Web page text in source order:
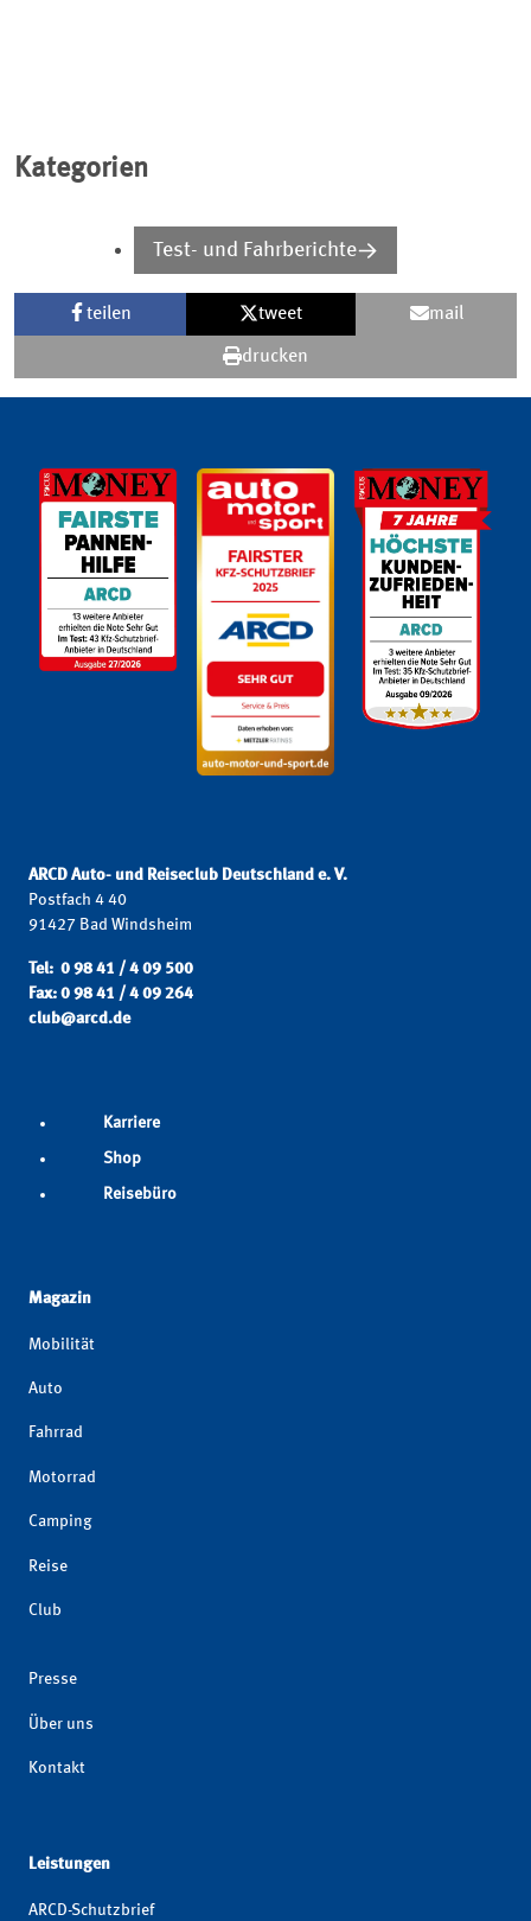
Kategorien
Test- und Fahrberichte
teilen tweet mail
drucken
ARCD Auto- und Reiseclub Deutschland e. V.
Postfach 4 40
91427 Bad Windsheim
Tel: 0 98 41 / 4 09 500
Fax: 0 98 41 / 4 09 264
club@arcd.de
Karriere
Shop
Reisebüro
Magazin
Mobilität
Auto
Fahrrad
Motorrad
Camping
Reise
Club
Presse
Über uns
Kontakt
Leistungen
ARCD-Schutzbrief